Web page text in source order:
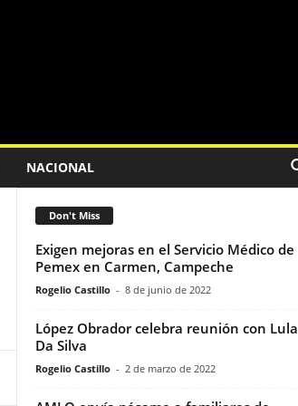
NACIONAL
Don't Miss
Exigen mejoras en el Servicio Médico de
Pemex en Carmen, Campeche
Rogelio Castillo - 8 de junio de 2022
López Obrador celebra reunión con Lula
Da Silva
Rogelio Castillo - 2 de marzo de 2022